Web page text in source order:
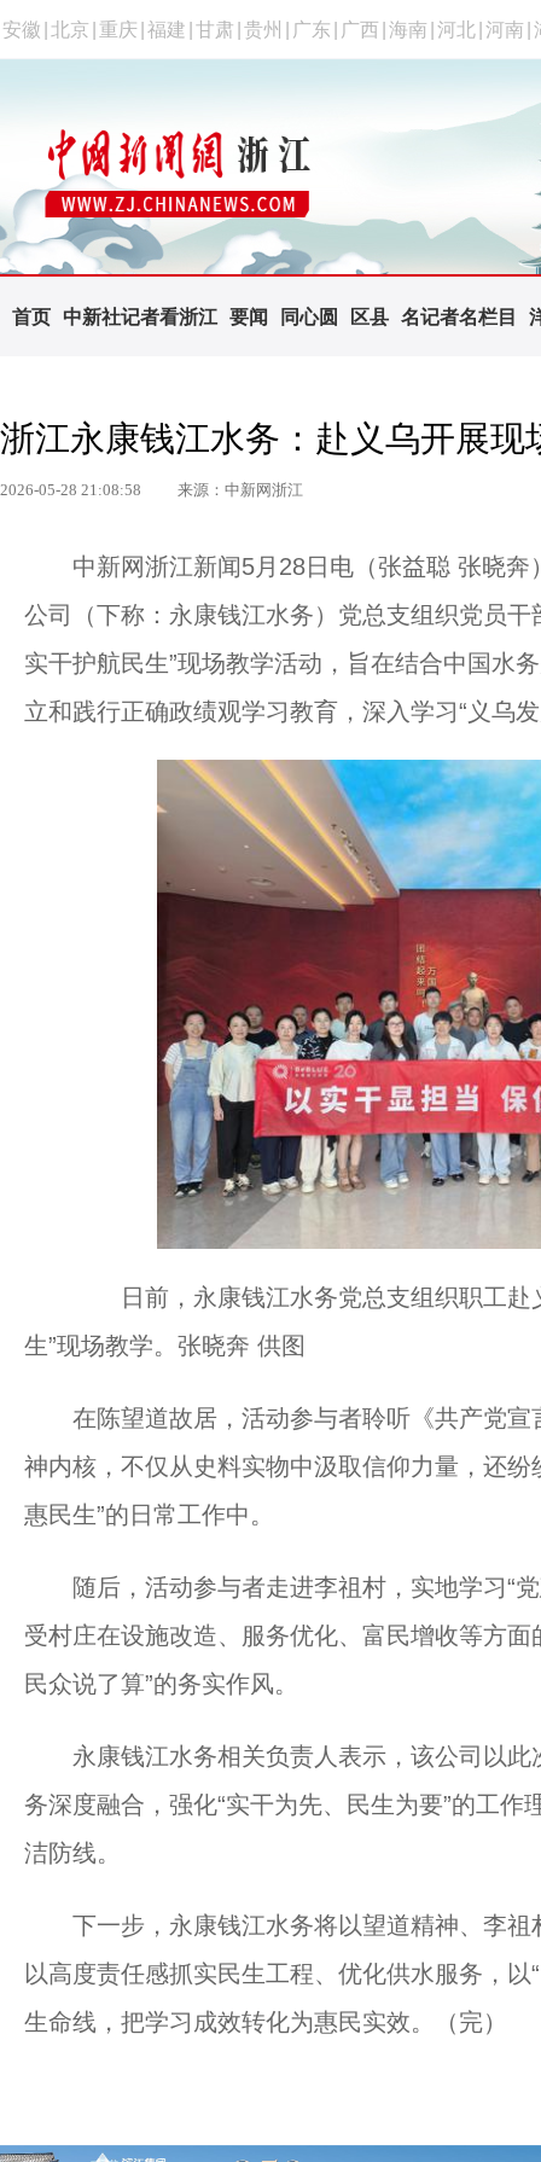
安徽 北京 重庆 福建 甘肃 贵州 广东 广西 海南 河北 河南
首页 中新社记者看浙江 要闻 同心圆 区县 名记者名栏目
浙江永康钱江水务：赴义乌开展现
2026-05-28 21:08:58 来源：中新网浙江
中新网浙江新闻5月28日电（张益聪 张晓奔
公司（下称：永康钱江水务）党总支组织党员干
实干护航民生”现场教学活动，旨在结合中国水
立和践行正确政绩观学习教育，深入学习“义乌
日前，永康钱江水务党总支组织职工赴
生”现场教学。张晓奔 供图
在陈望道故居，活动参与者聆听《共产党宣
神内核，不仅从史料实物中汲取信仰力量，还
惠民生”的日常工作中。
随后，活动参与者走进李祖村，实地学习“党
受村庄在设施改造、服务优化、富民增收等方
民众说了算”的务实作风。
永康钱江水务相关负责人表示，该公司以此
务深度融合，强化“实干为先、民生为要”的工作
洁防线。
下一步，永康钱江水务将以望道精神、李祖
以高度责任感抓实民生工程、优化供水服务，以
生命线，把学习成效转化为惠民实效。（完）